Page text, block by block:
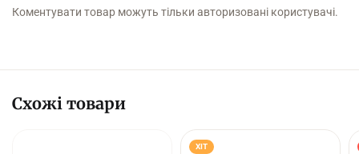
Коментувати товар можуть тільки авторизовані користувачі.
Схожі товари
ХІТ